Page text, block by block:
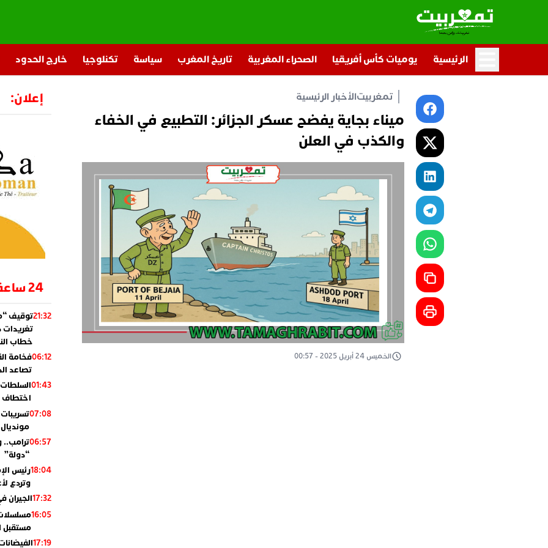
الرئيسية يوميات كأس أفريقيا الصحراء المغربية تاريخ المغرب سياسة تكنلوجيا خارج الحدود
تمغربيتالأخبار الرئيسية
ميناء بجاية يفضح عسكر الجزائر: التطبيع في الخفاء
والكذب في العلن
الخميس 24 أبريل 2025 - 00:57
إعلان:
24 ساعة
21:32توقيف
خطاب
06:12فخامة
تصاعد
01:43
اختطاف
07:08
مونديال 2010
06:57ترامب..
“دولة”
18:04رئيس
وتردع
17:32الجيران
16:05
مستقبل
17:19